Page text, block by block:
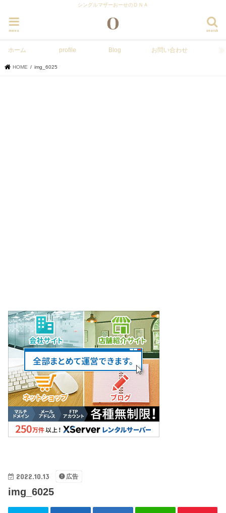
シングルマザーおーせのＤＮＡ
search
menu
ホーム profile Blog お問い合わせ
HOME img_6025
2022.10.13 広告
img_6025